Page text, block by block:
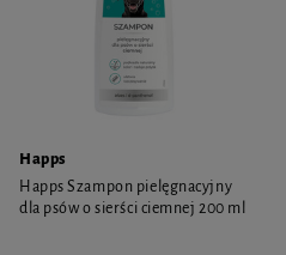
Happs
Happs Szampon pielęgnacyjny
dla psów o sierści ciemnej 200 ml